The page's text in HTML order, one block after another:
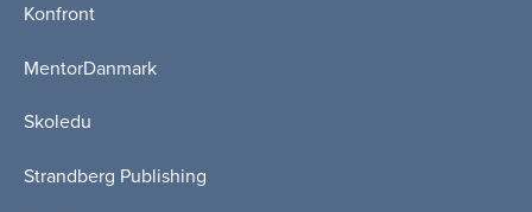
Konfront
MentorDanmark
Skoledu
Strandberg Publishing